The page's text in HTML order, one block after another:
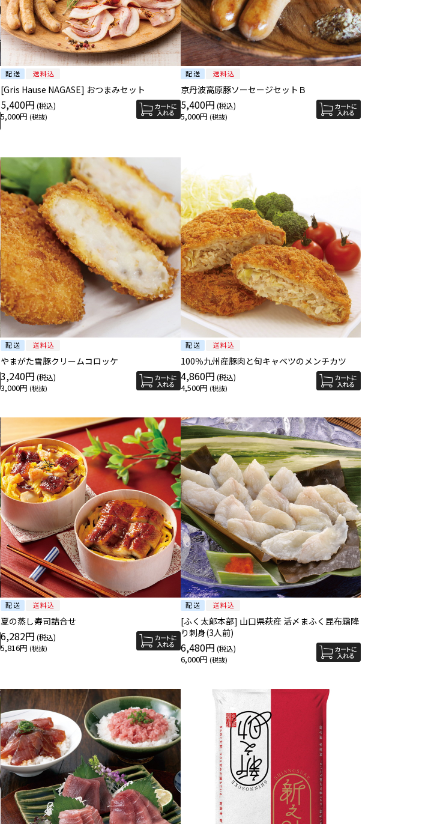
[Gris Hause NAGASE] おつまみセット
5,400円
5,000円
京丹波高原豚ソーセージセットＢ
5,400円
5,000円
やまがた雪豚クリームコロッケ
3,240円
3,000円
100％九州産豚肉と旬キャベツのメンチカツ
4,860円
4,500円
夏の蒸し寿司詰合せ
6,282円
5,816円
[ふく太郞本部] 山口県萩産 活〆まふく昆布霜降
り刺身(3人前)
6,480円
6,000円